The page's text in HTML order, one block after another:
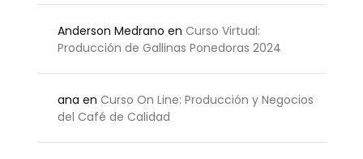
Anderson Medrano en Curso Virtual:
Producción de Gallinas Ponedoras 2024
ana en Curso On Line: Producción y Negocios
del Café de Calidad